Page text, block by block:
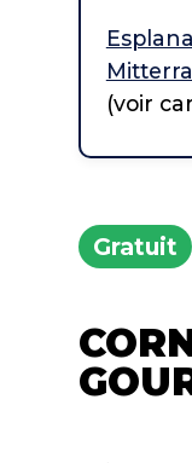
(voir
Gratuit